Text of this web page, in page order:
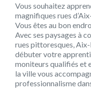
Vous souhaitez
magnifiques rues
Vous êtes au bon
Avec ses paysages à
rues pittoresques,
débuter votre
moniteurs qualifiés et
la ville vous
professionnalisme